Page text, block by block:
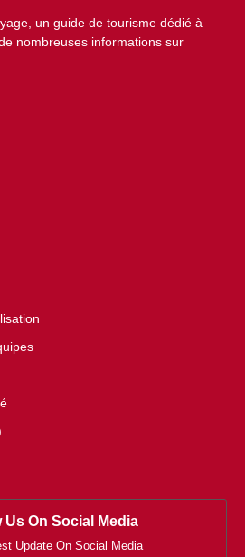
un guide de tourisme dédié à
nombreuses informations sur
Us On Social Media
Update On Social Media